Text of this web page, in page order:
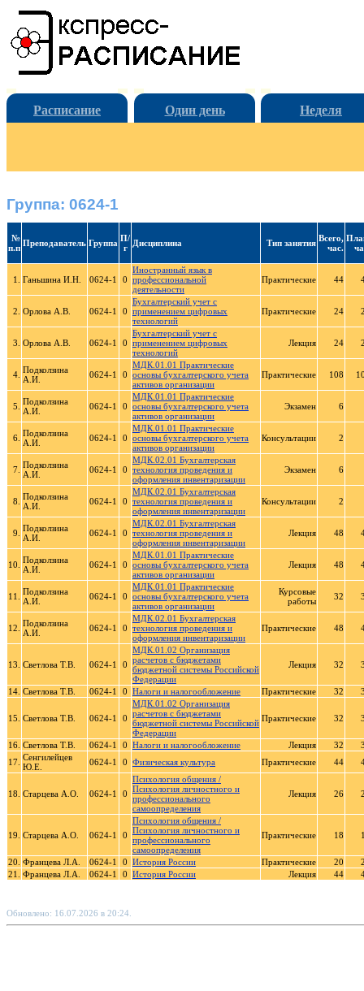
Расписание Один день Неделя
Группа: 0624-1
№
п.п Преподаватель Группа П/
г
Дисциплина Тип занятия Всего,
час.
1. Ганьшина И.Н. 0624-1 0
Иностранный язык в
профессиональной
деятельности
Практические 44
2. Орлова А.В. 0624-1 0
Бухгалтерский учет с
применением цифровых
технологий
Практические 24
3. Орлова А.В. 0624-1 0
Бухгалтерский учет с
применением цифровых
технологий
Лекция 24
4. Подколзина
А.И.
0624-1 0
МДК.01.01 Практические
основы бухгалтерского учета
активов организации
Практические 108
5. Подколзина
А.И.
0624-1 0
МДК.01.01 Практические
основы бухгалтерского учета
активов организации
Экзамен 6
6. Подколзина
А.И.
0624-1 0
МДК.01.01 Практические
основы бухгалтерского учета
активов организации
Консультации 2
7. Подколзина
А.И.
0624-1 0
МДК.02.01 Бухгалтерская
технология проведения и
оформления инвентаризации
Экзамен 6
8. Подколзина
А.И.
0624-1 0
МДК.02.01 Бухгалтерская
технология проведения и
оформления инвентаризации
Консультации 2
9. Подколзина
А.И.
0624-1 0
МДК.02.01 Бухгалтерская
технология проведения и
оформления инвентаризации
Лекция 48
10. Подколзина
А.И.
0624-1 0
МДК.01.01 Практические
основы бухгалтерского учета
активов организации
Лекция 48
11.
Подколзина
А.И.
0624-1 0
МДК.01.01 Практические
основы бухгалтерского учета
активов организации
Курсовые
работы
32
12. Подколзина
А.И.
0624-1 0
МДК.02.01 Бухгалтерская
технология проведения и
оформления инвентаризации
Практические 48
13. Светлова Т.В. 0624-1 0
МДК.01.02 Организация
расчетов с бюджетами
бюджетной системы Российской
Федерации
Лекция 32
14. Светлова Т.В. 0624-1 0 Налоги и налогообложение Практические 32
15. Светлова Т.В. 0624-1 0
МДК.01.02 Организация
расчетов с бюджетами
бюджетной системы Российской
Федерации
Практические 32
16. Светлова Т.В. 0624-1 0 Налоги и налогообложение Лекция 32
17. Сенгилейцев
Ю.Е.
0624-1 0 Физическая культура Практические 44
18. Старцева А.О. 0624-1 0
Психология общения /
Психология личностного и
профессионального
самоопределения
Лекция 26
19. Старцева А.О. 0624-1 0
Психология общения /
Психология личностного и
профессионального
самоопределения
Практические 18
20. Францева Л.А. 0624-1 0 История России Практические 20
21.
Францева Л.А. 0624-1 0 История России Лекция 44
Обновлено: 16.07.2026 в 20:24.